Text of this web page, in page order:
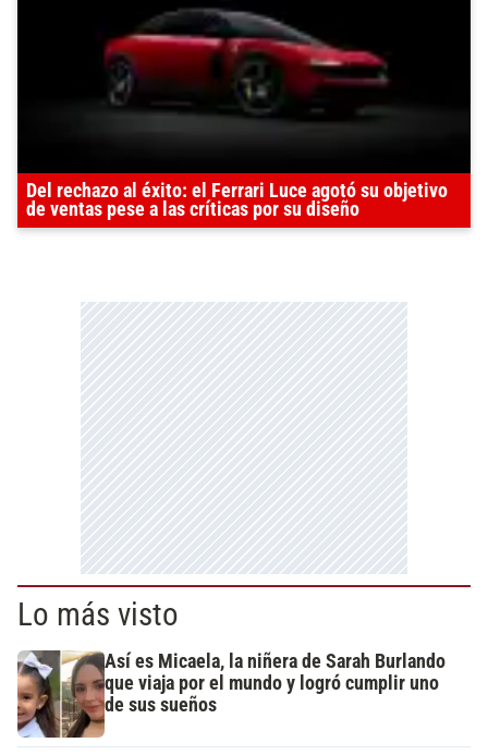
Del rechazo al éxito: el Ferrari Luce agotó su objetivo
de ventas pese a las críticas por su diseño
Lo más visto
Así es Micaela, la niñera de Sarah Burlando
que viaja por el mundo y logró cumplir uno
de sus sueños